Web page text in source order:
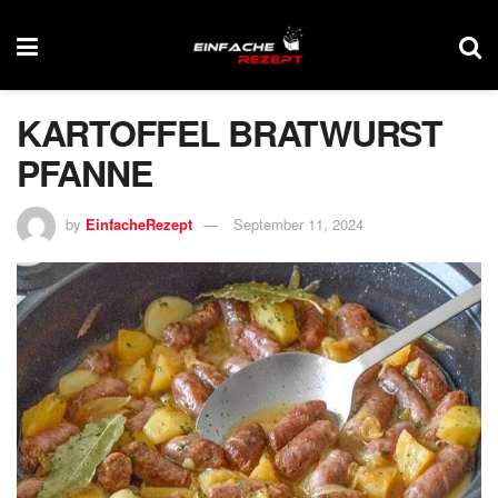
KARTOFFEL BRATWURST
PFANNE
by EinfacheRezept September 11, 2024